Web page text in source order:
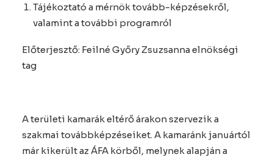
Tájékoztató a mérnök tovább-képzésekről,
valamint a további programról
Előterjesztő: Feilné Győry Zsuzsanna elnökségi
tag
A területi kamarák eltérő árakon szervezik a
szakmai továbbképzéseiket. A kamaránk januártól
már kikerült az ÁFA körből, melynek alapján a